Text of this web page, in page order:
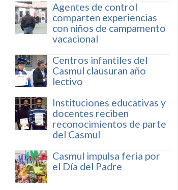
Agentes de control
comparten experiencias
con niños de campamento
vacacional
Centros infantiles del
Casmul clausuran año
lectivo
Instituciones educativas y
docentes reciben
reconocimientos de parte
del Casmul
Casmul impulsa feria por
el Día del Padre